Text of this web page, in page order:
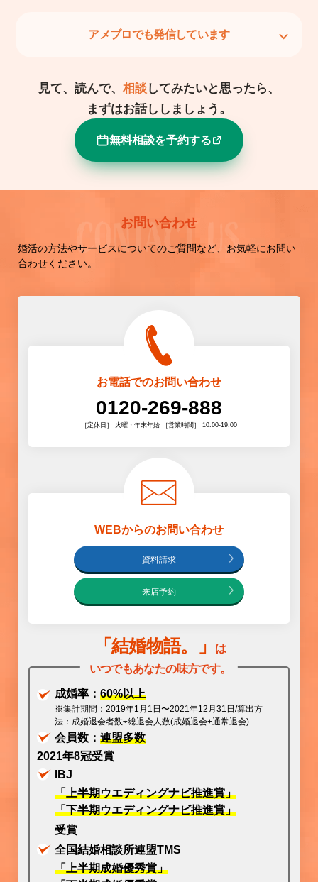
アメブロでも発信しています
見て、読んで、 相談してみたいと思ったら、
まずはお話ししましょう。
無料相談を予約する
お問い合わせ
婚活の方法やサービスについてのご質問など、お気軽にお問い
合わせください。
お電話でのお問い合わせ
0120-269-888
［定休日］ 火曜・年末年始 ［営業時間］ 10:00-19:00
WEBからのお問い合わせ
資料請求
来店予約
「 結婚物語。」
は
いつでもあなたの味方です。
成婚率： 60%以上
※集計期間：2019年1月1日〜2021年12月31日/算出方
法：成婚退会者数÷総退会人数(成婚退会+通常退会)
会員数： 連盟多数
2021年8冠受賞
IBJ
「上半期ウエディングナビ推進賞」
「下半期ウエディングナビ推進賞」
受賞
全国結婚相談所連盟TMS
「上半期成婚優秀賞」